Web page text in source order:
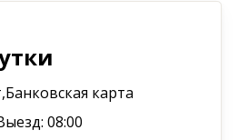
карта
08:00